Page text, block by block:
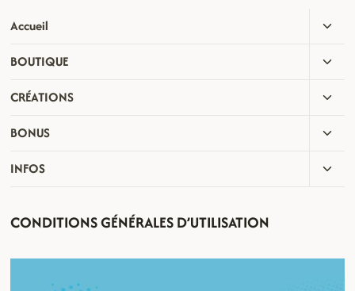
Accueil
MENU
BOUTIQUE
MENU
CRÉATIONS
MENU
BONUS
MENU
INFOS
CONDITIONS GÉNÉRALES D’UTILISATION